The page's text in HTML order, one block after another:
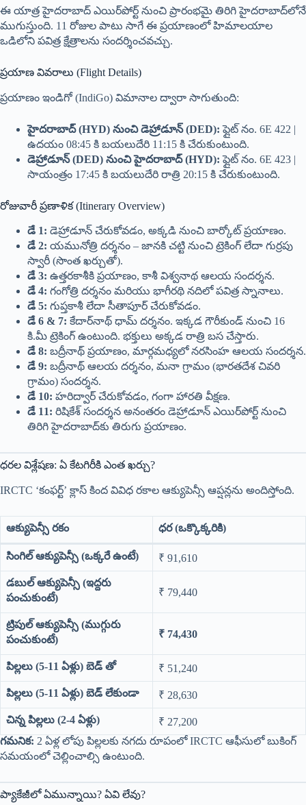
ఈ యాత్ర హైదరాబాద్ ఎయిర్‌పోర్ట్ నుంచి ప్రారంభమై తిరిగి హైదరాబాద్‌లోనే
ముగుస్తుంది. 11 రోజుల పాటు సాగే ఈ ప్రయాణంలో హిమాలయాల
ఒడిలోని పవిత్ర క్షేత్రాలను సందర్శించవచ్చు.
ప్రయాణ వివరాలు (Flight Details)
ప్రయాణం ఇండిగో (IndiGo) విమానాల ద్వారా సాగుతుంది:
హైదరాబాద్ (HYD) నుంచి డెహ్రాడూన్ (DED): ఫ్లైట్ నం. 6E 422 |
ఉదయం 08:45 కి బయలుదేరి 11:15 కి చేరుకుంటుంది.
డెహ్రాడూన్ (DED) నుంచి హైదరాబాద్ (HYD): ఫ్లైట్ నం. 6E 423 |
సాయంత్రం 17:45 కి బయలుదేరి రాత్రి 20:15 కి చేరుకుంటుంది.
రోజువారీ ప్రణాళిక (Itinerary Overview)
డే 1: డెహ్రాడూన్ చేరుకోవడం, అక్కడి నుంచి బార్కోట్ ప్రయాణం.
డే 2: యమునోత్రి దర్శనం – జానకి చట్టి నుంచి ట్రెకింగ్ లేదా గుర్రపు
స్వారీ (సొంత ఖర్చుతో).
డే 3: ఉత్తరకాశీకి ప్రయాణం, కాశీ విశ్వనాథ ఆలయ సందర్శన.
డే 4: గంగోత్రి దర్శనం మరియు భాగీరథి నదిలో పవిత్ర స్నానాలు.
డే 5: గుప్తకాశీ లేదా సీతాపూర్ చేరుకోవడం.
డే 6 & 7: కేదార్‌నాథ్ ధామ్ దర్శనం. ఇక్కడ గౌరీకుండ్ నుంచి 16
కి.మీ ట్రెకింగ్ ఉంటుంది. భక్తులు అక్కడ రాత్రి బస చేస్తారు.
డే 8: బద్రీనాథ్ ప్రయాణం, మార్గమధ్యలో నరసింహ ఆలయ సందర్శన.
డే 9: బద్రీనాథ్ ఆలయ దర్శనం, మనా గ్రామం (భారతదేశ చివరి
గ్రామం) సందర్శన.
డే 10: హరిద్వార్ చేరుకోవడం, గంగా హారతి వీక్షణ.
డే 11: రిషికేశ్ సందర్శన అనంతరం డెహ్రాడూన్ ఎయిర్‌పోర్ట్ నుంచి
తిరిగి హైదరాబాద్‌కు తిరుగు ప్రయాణం.
ధరల విశ్లేషణ: ఏ కేటగిరీకి ఎంత ఖర్చు?
IRCTC ‘కంఫర్ట్’ క్లాస్ కింద వివిధ రకాల ఆక్యుపెన్సీ ఆప్షన్లను అందిస్తోంది.
ఆక్యుపెన్సీ రకం ధర (ఒక్కొక్కరికి)
సింగిల్ ఆక్యుపెన్సీ (ఒక్కరే ఉంటే) ₹ 91,610
డబుల్ ఆక్యుపెన్సీ (ఇద్దరు
పంచుకుంటే)
₹ 79,440
ట్రిపుల్ ఆక్యుపెన్సీ (ముగ్గురు
పంచుకుంటే)
₹ 74,430
పిల్లలు (5-11 ఏళ్లు) బెడ్ తో ₹ 51,240
పిల్లలు (5-11 ఏళ్లు) బెడ్ లేకుండా ₹ 28,630
చిన్న పిల్లలు (2-4 ఏళ్లు)
₹ 27,200
గమనిక: 2 ఏళ్ల లోపు పిల్లలకు నగదు రూపంలో IRCTC ఆఫీసులో బుకింగ్
సమయంలో చెల్లించాల్సి ఉంటుంది.
ప్యాకేజీలో ఏమున్నాయి? ఏవి లేవు?